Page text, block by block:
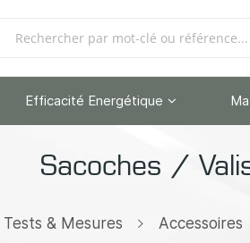
Efficacité Energétique
Sacoches /
Tests & Mesures Accessoires